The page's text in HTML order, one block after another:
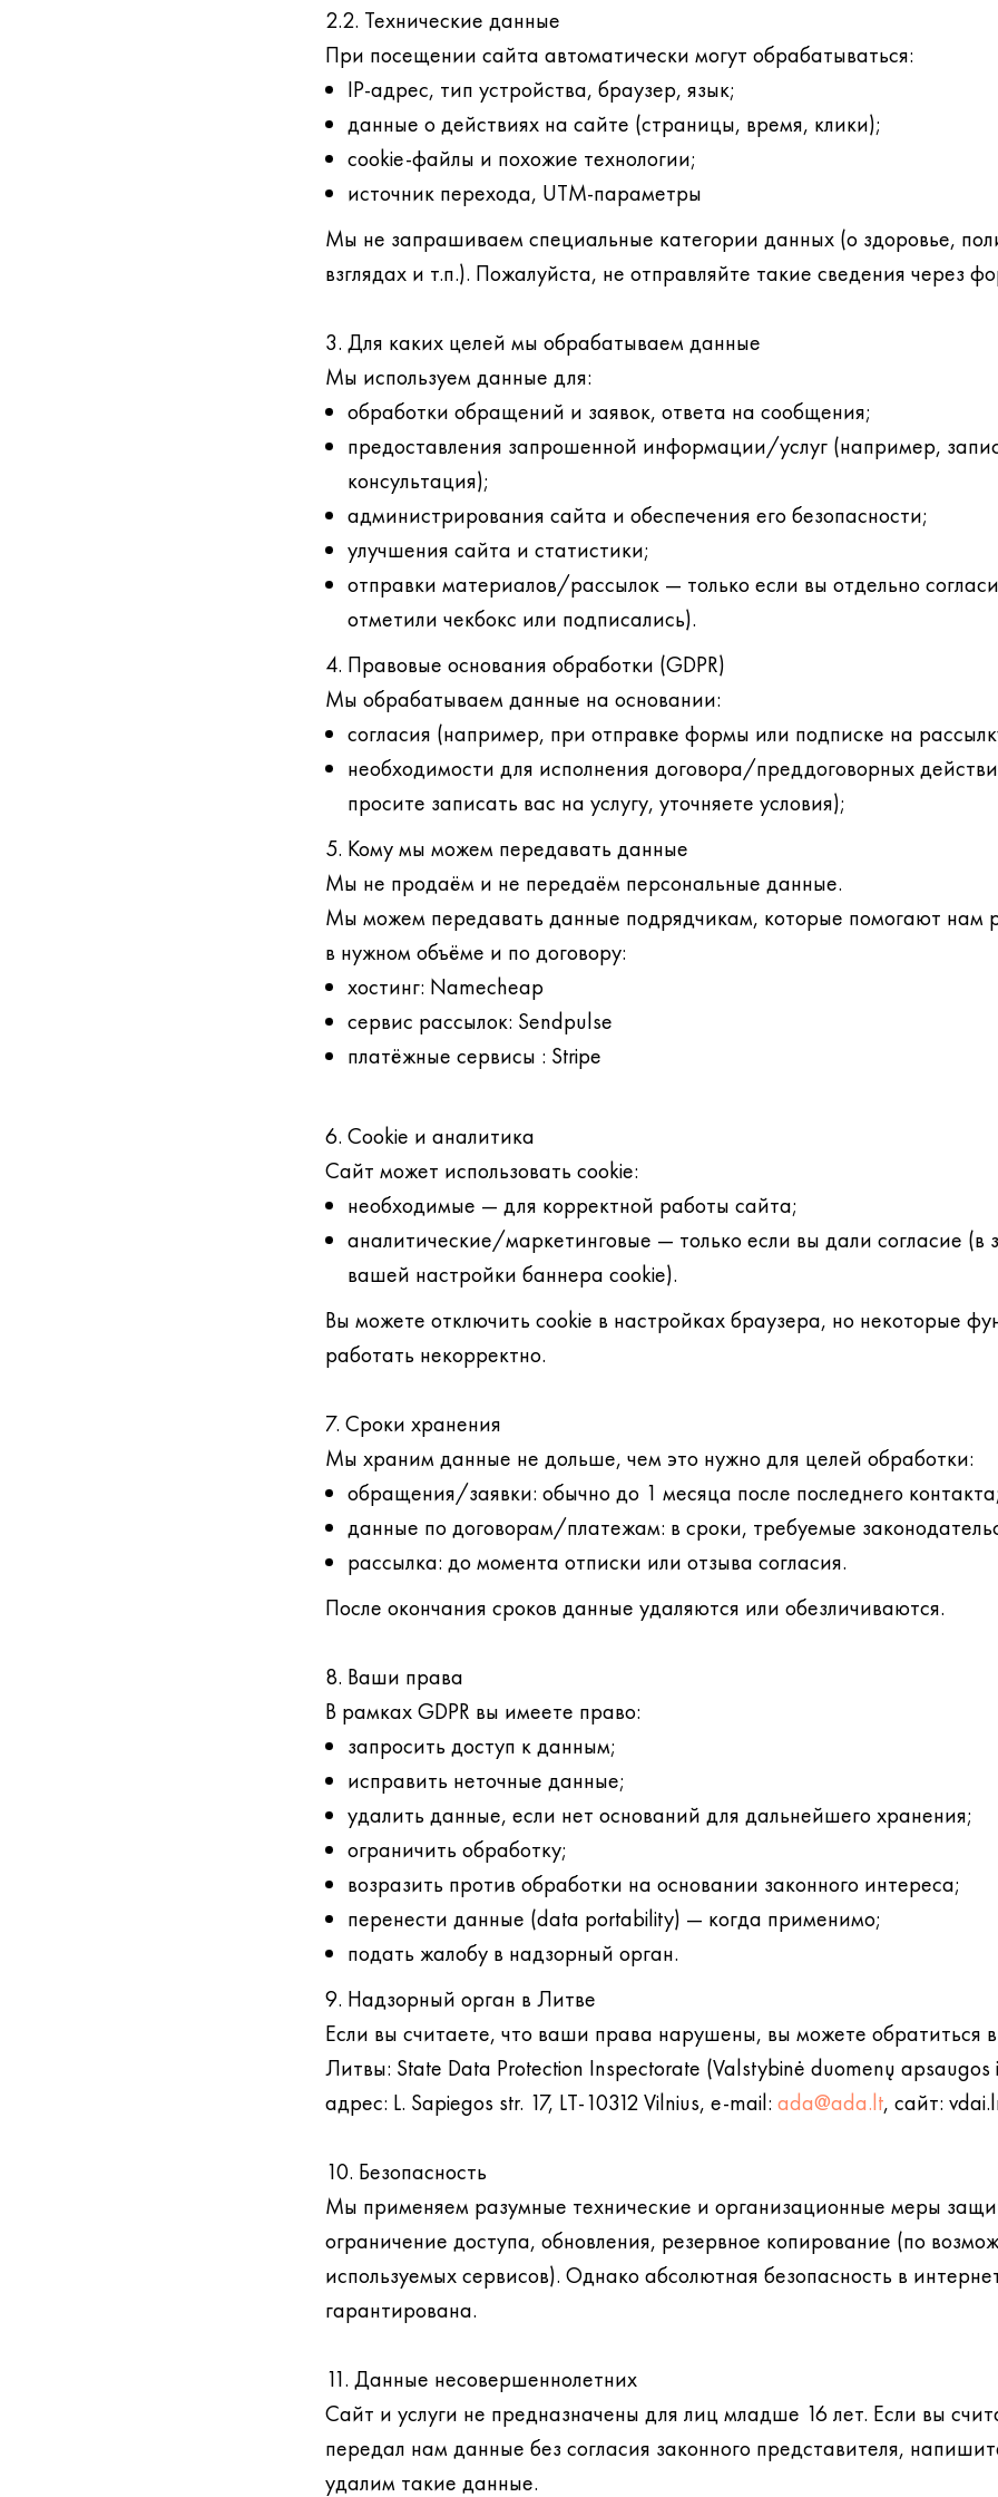
2.2. Технические данные
При посещении сайта автоматически могут обрабатываться:
IP-адрес, тип устройства, браузер, язык;
данные о действиях на сайте (страницы, время, клики);
cookie-файлы и похожие технологии;
источник перехода, UTM-параметры
Мы не запрашиваем специальные категории данных (о здоровье,
взглядах и т.п.). Пожалуйста, не отправляйте такие сведения через
3. Для каких целей мы обрабатываем данные
Мы используем данные для:
обработки обращений и заявок, ответа на сообщения;
предоставления запрошенной информации/услуг (например,
консультация);
администрирования сайта и обеспечения его безопасности;
улучшения сайта и статистики;
отправки материалов/рассылок — только если вы отдельно
отметили чекбокс или подписались).
4. Правовые основания обработки (GDPR)
Мы обрабатываем данные на основании:
согласия (например, при отправке формы или подписке на
необходимости для исполнения договора/преддоговорных
просите записать вас на услугу, уточняете условия);
5. Кому мы можем передавать данные
Мы не продаём и не передаём персональные данные.
Мы можем передавать данные подрядчикам, которые помогают нам
в нужном объёме и по договору:
хостинг: Namecheap
сервис рассылок: Sendpulse
платёжные сервисы : Stripe
6. Cookie и аналитика
Сайт может использовать cookie:
необходимые — для корректной работы сайта;
аналитические/маркетинговые — только если вы дали согласие (в
вашей настройки баннера cookie).
Вы можете отключить cookie в настройках браузера, но некоторые
работать некорректно.
7. Сроки хранения
Мы храним данные не дольше, чем это нужно для целей обработки:
обращения/заявки: обычно до 1 месяца после последнего контакта;
данные по договорам/платежам: в сроки, требуемые
рассылка: до момента отписки или отзыва согласия.
После окончания сроков данные удаляются или обезличиваются.
8. Ваши права
В рамках GDPR вы имеете право:
запросить доступ к данным;
исправить неточные данные;
удалить данные, если нет оснований для дальнейшего хранения;
ограничить обработку;
возразить против обработки на основании законного интереса;
перенести данные (data portability) — когда применимо;
подать жалобу в надзорный орган.
9. Надзорный орган в Литве
Если вы считаете, что ваши права нарушены, вы можете обратиться
Литвы: State Data Protection Inspectorate (Valstybinė duomenų apsaugos
адрес: L. Sapiegos str. 17, LT-10312 Vilnius, e-mail: ada@ada.lt, сайт:
10. Безопасность
Мы применяем разумные технические и организационные меры
ограничение доступа, обновления, резервное копирование (по
используемых сервисов). Однако абсолютная безопасность в
гарантирована.
11. Данные несовершеннолетних
Сайт и услуги не предназначены для лиц младше 16 лет. Если вы
передал нам данные без согласия законного представителя,
удалим такие данные.